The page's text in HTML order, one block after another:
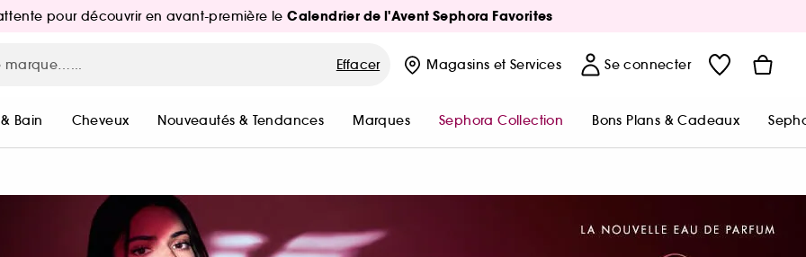
pour découvrir en avant-première leCalendrier de l'Avent Sephora Favorites
Effacer Magasins et Services Se connecter
Bain Cheveux Nouveautés & Tendances Marques Sephora Collection Bons Plans & Cadeaux